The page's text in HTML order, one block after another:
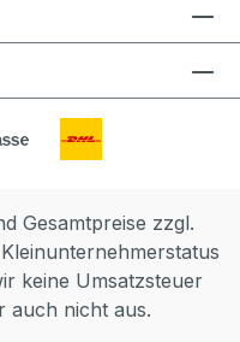
Gesamtpreise zzgl.
keine Umsatzsteuer
auch nicht aus.